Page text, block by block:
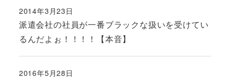
派遣会社の社員が一番ブラックな扱いを受けてい
るんだよぉ！！！！【本音】
投稿日
2014年3月23日
2016年5月28日